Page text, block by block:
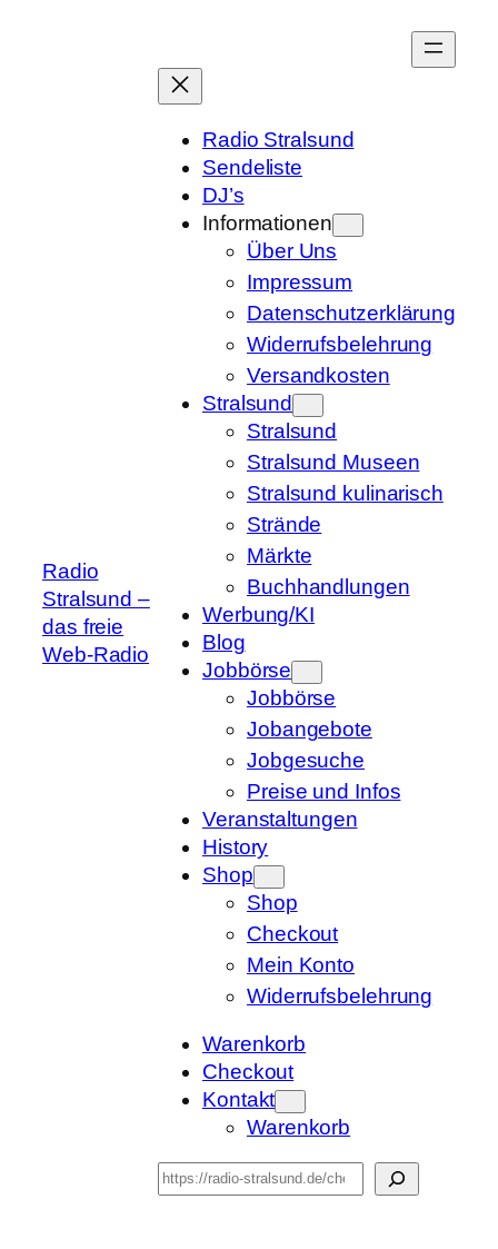
Radio
Stralsund –
das freie
Web-Radio
Radio Stralsund
Sendeliste
DJ’s
Informationen
Über Uns
Impressum
Datenschutzerklärung
Widerrufsbelehrung
Versandkosten
Stralsund
Stralsund
Stralsund Museen
Stralsund kulinarisch
Strände
Märkte
Buchhandlungen
Werbung/KI
Blog
Jobbörse
Jobbörse
Jobangebote
Jobgesuche
Preise und Infos
Veranstaltungen
History
Shop
Shop
Checkout
Mein Konto
Widerrufsbelehrung
Warenkorb
Checkout
Kontakt
Warenkorb
Suchen